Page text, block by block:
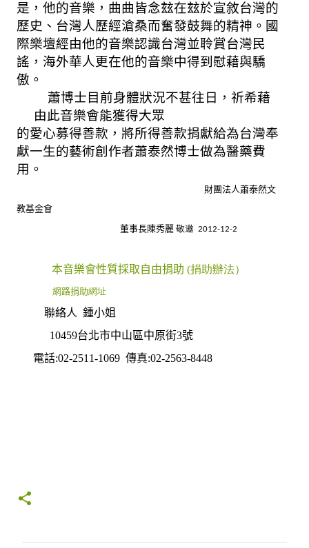
是，他的音樂，曲曲皆念玆在玆於宣敘台灣的
歷史、台灣人歷經滄桑而奮發鼓舞的精神。國
際樂壇經由他的音樂認識台灣並聆賞台灣民
謠，海外華人更在他的音樂中得到慰藉與驕
傲。
蕭博士目前身體狀況不甚往日，祈希藉
由此音樂會能獲得大眾
的愛心募得善款，將所得善款捐獻給為台灣奉
獻一生的藝術創作者蕭泰然博士做為醫藥費
用。
財團法人蕭泰然文
教基金會
董事長陳秀麗 敬邀 2012-12-2
本音樂會性質採取自由捐助 (捐助辦法）
網路捐助網址
聯絡人 鍾小姐
10459台北市中山區中原街3號
電話:02-2511-1069 傳真:02-2563-8448